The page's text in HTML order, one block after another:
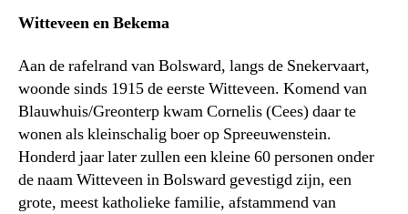
Witteveen en Bekema
Aan de rafelrand van Bolsward, langs de Snekervaart,
woonde sinds 1915 de eerste Witteveen. Komend van
Blauwhuis/Greonterp kwam Cornelis (Cees) daar te
wonen als kleinschalig boer op Spreeuwenstein.
Honderd jaar later zullen een kleine 60 personen onder
de naam Witteveen in Bolsward gevestigd zijn, een
grote, meest katholieke familie, afstammend van